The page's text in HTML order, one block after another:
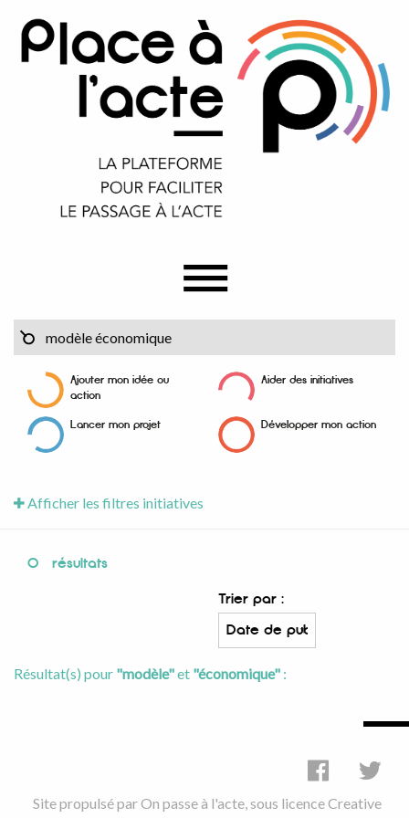
Ajouter mon idée ou
action
Aider des initiatives
Lancer mon projet Développer mon action
Afficher les filtres initiatives
0 résultats
Trier par :
Résultat(s) pour "modèle"et "économique" :
Site propulsé parOn passe à l'acte, sous licenceCreative